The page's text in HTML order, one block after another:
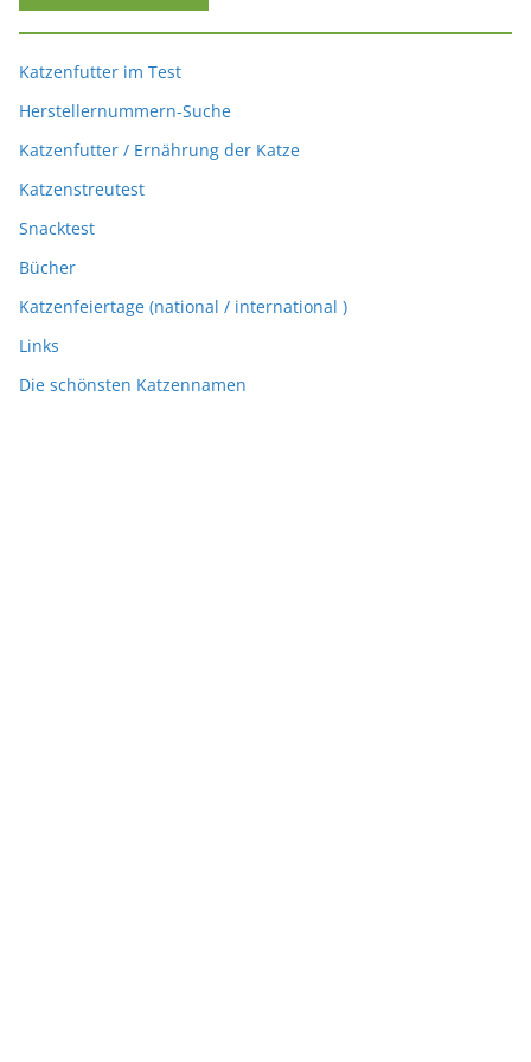
Katzenfutter im Test
Herstellernummern-Suche
Katzenfutter / Ernährung der Katze
Katzenstreutest
Snacktest
Bücher
Katzenfeiertage (national / international )
Links
Die schönsten Katzennamen